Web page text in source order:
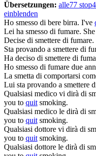
Übersetzungen: alle77 stop
einblenden
Ho smesso di bere birra. I've
Lei ha smesso di fumare. She
Decise di smettere di fumare.
Sta provando a smettere di
Ha deciso di smettere di
Ho smesso di fumare due
La smetta di comportarsi
Lui sta provando a smettere
Qualsiasi medico vi dirà di
you to quitsmoking.
Qualsiasi medico le dirà di
you to quitsmoking.
Qualsiasi dottore vi dirà di
you to quitsmoking.
Qualsiasi dottore le dirà di